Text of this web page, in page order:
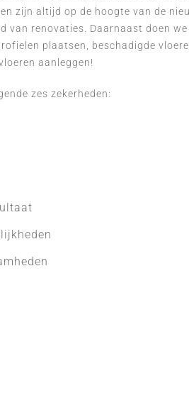
zijn altijd op de hoogte van de
van renovaties. Daarnaast doen we
plaatsen, beschadigde
aanleggen!
zes zekerheden: